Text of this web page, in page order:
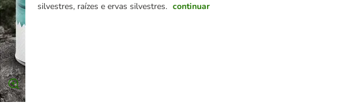
silvestres, raízes e ervas silvestres. continuar